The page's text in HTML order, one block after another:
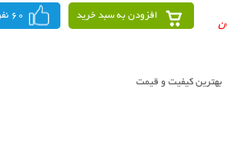
افزودن به سبد خرید 60 نفر
بهترین کیفیت و قیمت